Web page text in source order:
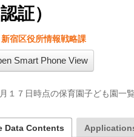
認証）
新宿区役所情報戦略課
Smart Phone View
１７日時点の保育園子ども園一
Data Contents